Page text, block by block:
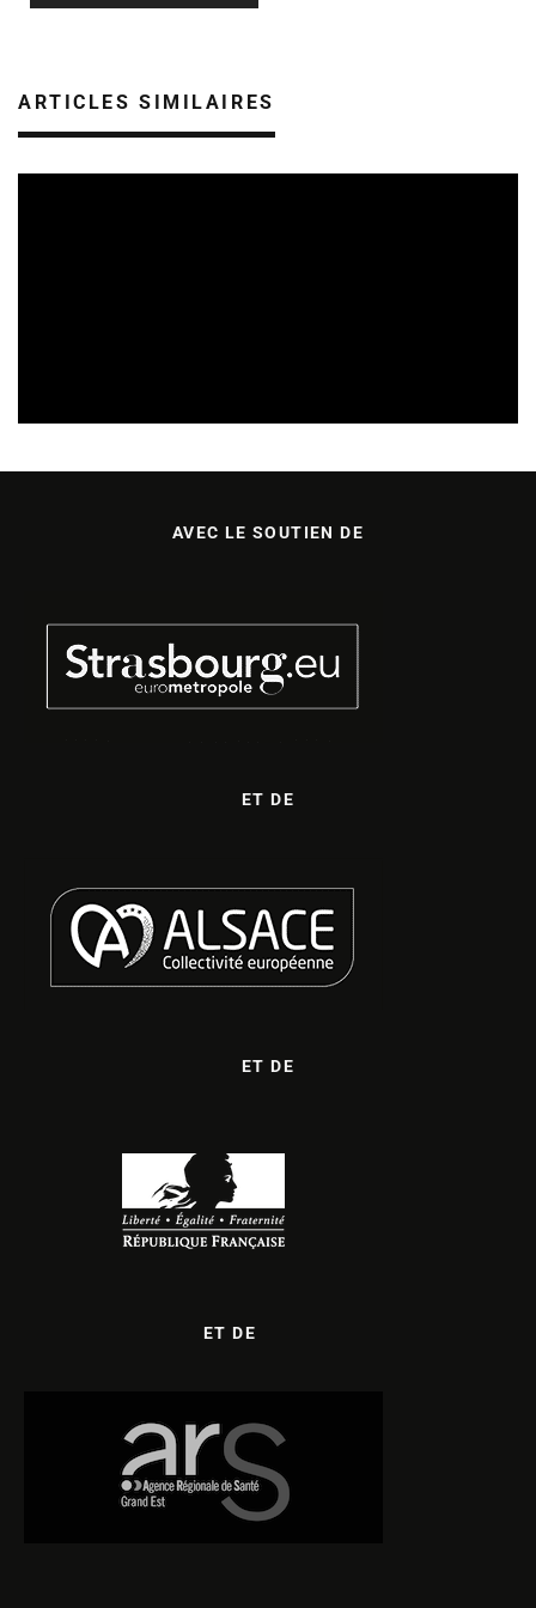
ARTICLES SIMILAIRES
AVEC LE SOUTIEN DE
ET DE
ET DE
ET DE